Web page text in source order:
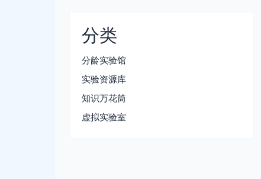
分类
分龄实验馆
实验资源库
知识万花筒
虚拟实验室